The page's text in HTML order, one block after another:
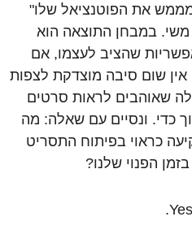
את הפוטנציאל שלו"
במבחן התוצאה הוא
שהציב לעצמו, אם
שום סיבה מוצדקת לצפות
שאוהבים לראות סרטים
כדי. ונסיים עם שאלה: מה
כראוי בפיתוח התסריט
הפנוי שלנו?